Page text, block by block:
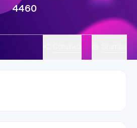
4460